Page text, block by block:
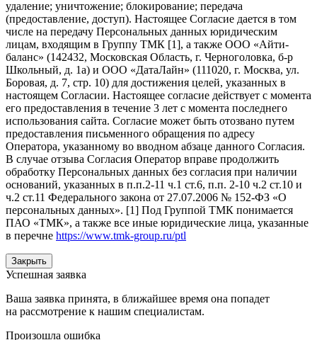
удаление; уничтожение; блокирование; передача
(предоставление, доступ). Настоящее Согласие дается в том
числе на передачу Персональных данных юридическим
лицам, входящим в Группу ТМК [1], а также ООО «Айти-
баланс» (142432, Московская Область, г. Черноголовка, б-р
Школьный, д. 1а) и ООО «ДатаЛайн» (111020, г. Москва, ул.
Боровая, д. 7, стр. 10) для достижения целей, указанных в
настоящем Согласии. Настоящее согласие действует с момента
его предоставления в течение 3 лет с момента последнего
использования сайта. Согласие может быть отозвано путем
предоставления письменного обращения по адресу
Оператора, указанному во вводном абзаце данного Согласия.
В случае отзыва Согласия Оператор вправе продолжить
обработку Персональных данных без согласия при наличии
оснований, указанных в п.п.2-11 ч.1 ст.6, п.п. 2-10 ч.2 ст.10 и
ч.2 ст.11 Федерального закона от 27.07.2006 № 152-ФЗ «О
персональных данных». [1] Под Группой ТМК понимается
ПАО «ТМК», а также все иные юридические лица, указанные
в перечне https://www.tmk-group.ru/ptl
Закрыть
Успешная заявка
Ваша заявка принята, в ближайшее время она попадет
на рассмотрение к нашим специалистам.
Произошла ошибка